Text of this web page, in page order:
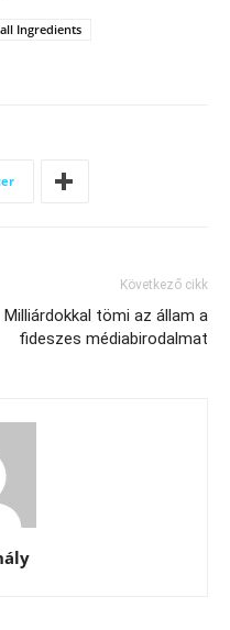
Ingredients
Következő cikk
Milliárdokkal tömi az állam a
fideszes médiabirodalmat